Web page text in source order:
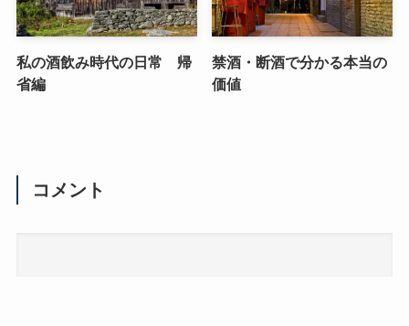
私の酒飲み時代の日常 帰
省編
禁酒・断酒で分かる本当の
価値
コメント